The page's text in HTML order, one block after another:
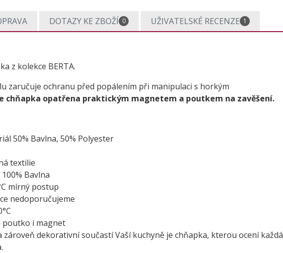
DOTAZY KE ZBOŽÍ 0 UŽIVATELSKÉ RECENZE 1
z kolekce BERTA.
zaručuje ochranu před popálením při manipulaci s horkým
chňapka opatřena praktickým magnetem a poutkem na zavěšení.
50% Bavlna, 50% Polyester
textilie
Bavlna
mírný postup
nedoporučujeme
poutko i magnet
zároveň dekorativní součastí Vaší kuchyně je chňapka, kterou ocení každá